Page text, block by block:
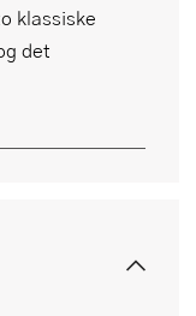
klassiske
det